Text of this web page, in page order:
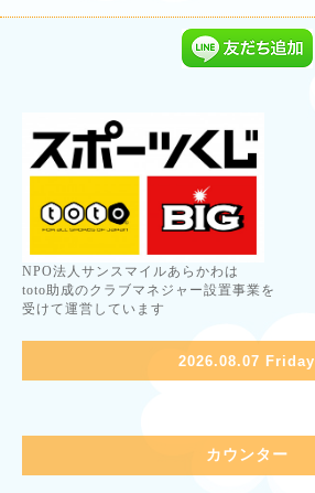
NPO法人サンスマイルあらかわは
toto助成のクラブマネジャー設置事業を
受けて運営しています
2026.08.07 Friday
カウンター